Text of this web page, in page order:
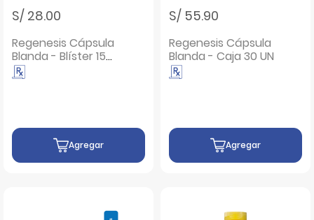
S/ 28.00
Regenesis Cápsula
Blanda - Blíster 15
UN
Agregar
S/ 55.90
Regenesis Cápsula
Blanda - Caja 30 UN
Agregar